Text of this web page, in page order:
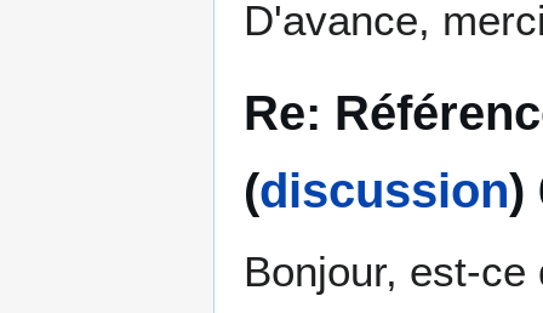
D'avance,
Re:
(discussion)
Bonjour, est-